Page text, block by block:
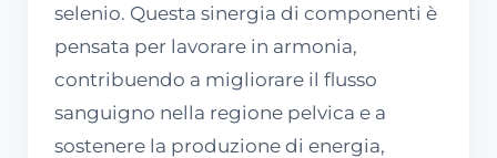
selenio. Questa sinergia di componenti è
pensata per lavorare in armonia,
contribuendo a migliorare il flusso
sanguigno nella regione pelvica e a
sostenere la produzione di energia,